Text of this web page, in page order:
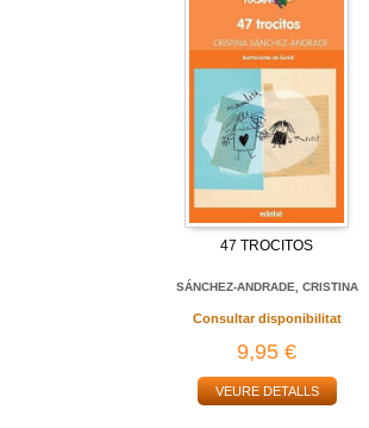
47 TROCITOS
SÁNCHEZ-ANDRADE, CRISTINA
Consultar disponibilitat
9,95 €
VEURE DETALLS